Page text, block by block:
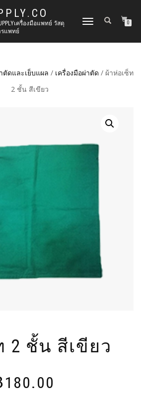
เครื่องมือแพทย์ วัสดุ
แพทย์
TOGGLE
0
ตัดและเย็บแผล / เครื่องมือผ่าตัด / ผ้าห่อเซ็ท
2 ชั้น สีเขียว
2 ชั้น สีเขียว
180.00